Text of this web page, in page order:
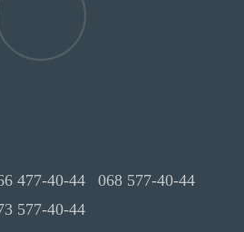
477-40-44
068 577-40-44
577-40-44